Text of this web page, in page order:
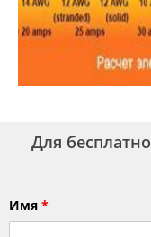
Для
Имя *